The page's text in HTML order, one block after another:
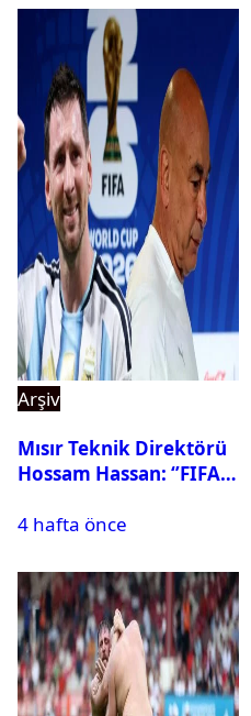
Arşiv
Mısır Teknik Direktörü
Hossam Hassan: ‘’FIFA,
istemiyor’’
4 hafta önce